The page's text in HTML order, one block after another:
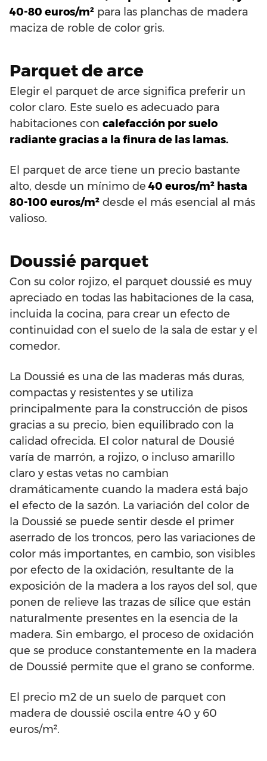
40-80 euros/m² para las planchas de madera
maciza de roble de color gris.
Parquet de arce
Elegir el parquet de arce significa preferir un
color claro. Este suelo es adecuado para
habitaciones con calefacción por suelo
radiante gracias a la finura de las lamas.
El parquet de arce tiene un precio bastante
alto, desde un mínimo de 40 euros/m² hasta
80-100 euros/m² desde el más esencial al más
valioso.
Doussié parquet
Con su color rojizo, el parquet doussié es muy
apreciado en todas las habitaciones de la casa,
incluida la cocina, para crear un efecto de
continuidad con el suelo de la sala de estar y el
comedor.
La Doussié es una de las maderas más duras,
compactas y resistentes y se utiliza
principalmente para la construcción de pisos
gracias a su precio, bien equilibrado con la
calidad ofrecida. El color natural de Dousié
varía de marrón, a rojizo, o incluso amarillo
claro y estas vetas no cambian
dramáticamente cuando la madera está bajo
el efecto de la sazón. La variación del color de
la Doussié se puede sentir desde el primer
aserrado de los troncos, pero las variaciones de
color más importantes, en cambio, son visibles
por efecto de la oxidación, resultante de la
exposición de la madera a los rayos del sol, que
ponen de relieve las trazas de sílice que están
naturalmente presentes en la esencia de la
madera. Sin embargo, el proceso de oxidación
que se produce constantemente en la madera
de Doussié permite que el grano se conforme.
El precio m2 de un suelo de parquet con
madera de doussié oscila entre 40 y 60
euros/m².